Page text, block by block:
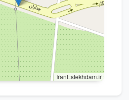
IranEstekhdam.ir